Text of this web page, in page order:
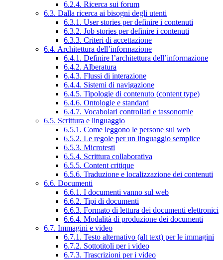
6.2.4. Ricerca sui forum
6.3. Dalla ricerca ai bisogni degli utenti
6.3.1. User stories per definire i contenuti
6.3.2. Job stories per definire i contenuti
6.3.3. Criteri di accettazione
6.4. Architettura dell’informazione
6.4.1. Definire l’architettura dell’informazione
6.4.2. Alberatura
6.4.3. Flussi di interazione
6.4.4. Sistemi di navigazione
6.4.5. Tipologie di contenuto (content type)
6.4.6. Ontologie e standard
6.4.7. Vocabolari controllati e tassonomie
6.5. Scrittura e linguaggio
6.5.1. Come leggono le persone sul web
6.5.2. Le regole per un linguaggio semplice
6.5.3. Microtesti
6.5.4. Scrittura collaborativa
6.5.5. Content critique
6.5.6. Traduzione e localizzazione dei contenuti
6.6. Documenti
6.6.1. I documenti vanno sul web
6.6.2. Tipi di documenti
6.6.3. Formato di lettura dei documenti elettronici
6.6.4. Modalità di produzione dei documenti
6.7. Immagini e video
6.7.1. Testo alternativo (alt text) per le immagini
6.7.2. Sottotitoli per i video
6.7.3. Trascrizioni per i video